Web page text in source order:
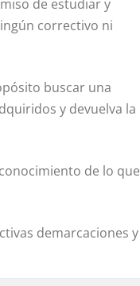
de estudiar y
correctivo ni
buscar una
y devuelva la
de lo que
demarcaciones y